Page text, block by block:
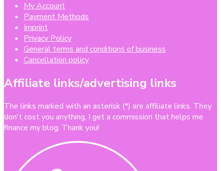
My Account
Payment Methods
Imprint
Privacy Policy
General terms and conditions of business
Cancellation policy
Affiliate links/advertising links
The links marked with an asterisk (*) are affiliate links. They
don't cost you anything, I get a commission that helps me
finance my blog. Thank you!